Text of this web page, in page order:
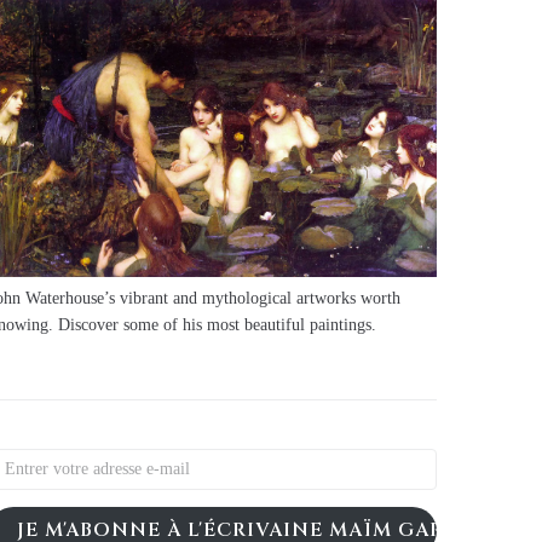
Waterhouse’s vibrant and mythological artworks worth
Discover some of his most beautiful paintings.
JE M'ABONNE À L'ÉCRIVAINE MAÏM GARNIER